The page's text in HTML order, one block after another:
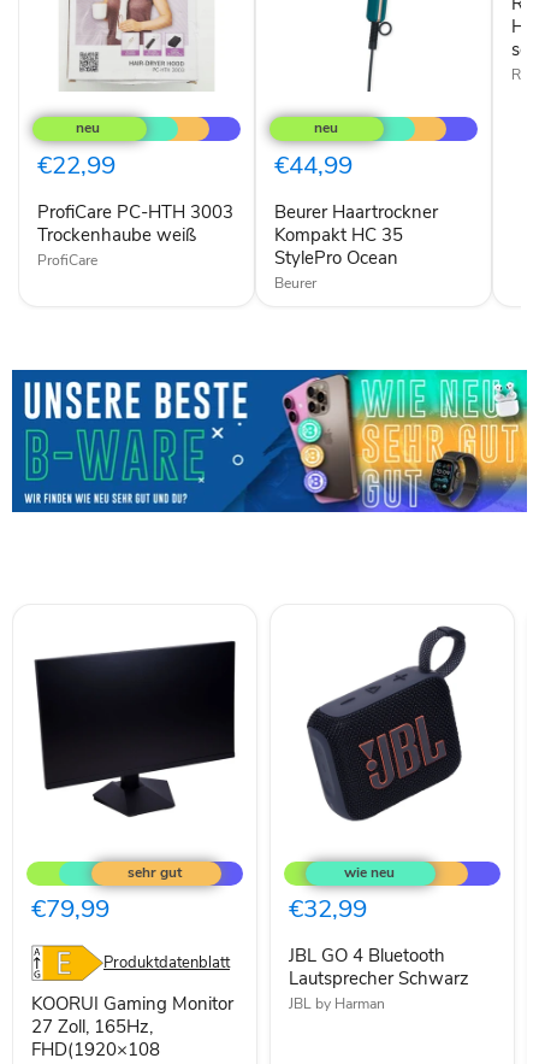
ProfiCare
PC-
HTH
3003
Trockenhaube
€22,99
ProfiCare PC-HTH 3003
Trockenhaube weiß
ProfiCare
Haartrockner
Kompakt
HC
35
Ocean
€44,99
Beurer Haartrockner
Kompakt HC 35
StylePro Ocean
Beurer
Gaming
Monitor
27
Zoll,
165Hz,
FHD(1920×108
€79,99
Produktdatenblatt
KOORUI Gaming Monitor
27 Zoll, 165Hz,
FHD(1920×108
GO
4
Bluetooth
Lautsprecher
€32,99
JBL GO 4 Bluetooth
Lautsprecher Schwarz
JBL by Harman